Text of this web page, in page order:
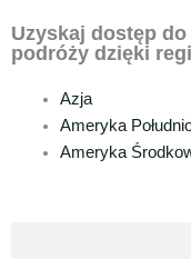
Uzyskaj dostęp
podróży dzięki
Azja
Ameryka
Ameryka